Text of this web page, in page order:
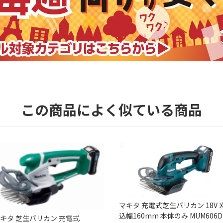
この商品によく似ている商品
タ 芝生バリカン 充電式
マキタ 充電式芝生バリカン 18V
込幅160mm 本体のみ